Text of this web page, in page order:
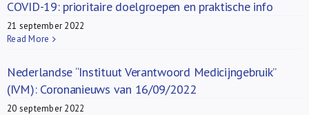
COVID-19: prioritaire doelgroepen en praktische info
21 september 2022
Read More
Nederlandse “Instituut Verantwoord Medicijngebruik”
(IVM): Coronanieuws van 16/09/2022
20 september 2022